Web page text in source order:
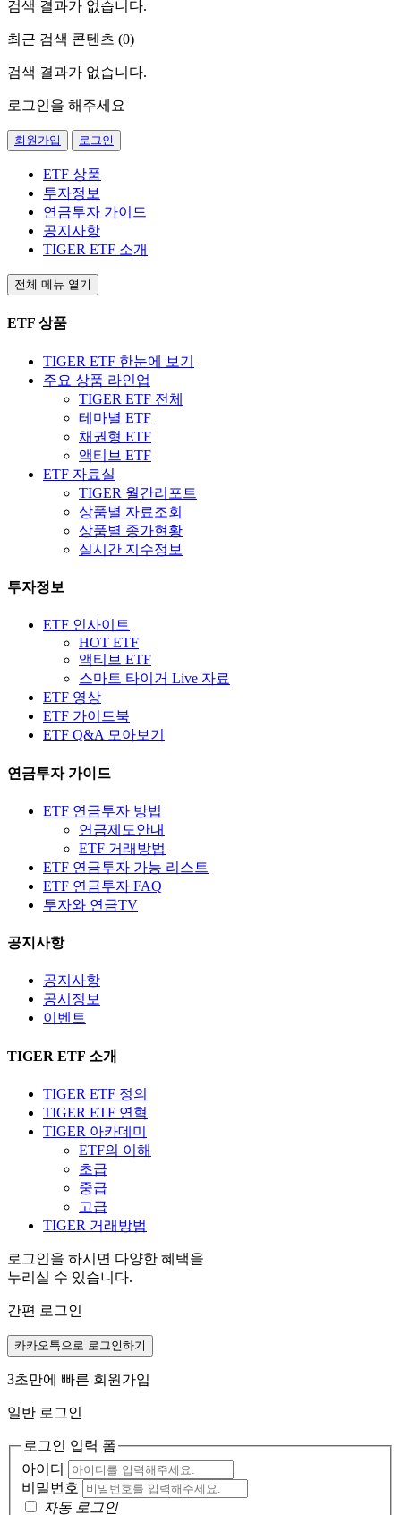
검색 결과가 없습니다.
최근 검색 콘텐츠 (0)
검색 결과가 없습니다.
로그인을 해주세요
회원가입 로그인
ETF 상품
투자정보
연금투자 가이드
공지사항
TIGER ETF 소개
전체 메뉴 열기
ETF 상품
TIGER ETF 한눈에 보기
주요 상품 라인업
TIGER ETF 전체
테마별 ETF
채권형 ETF
액티브 ETF
ETF 자료실
TIGER 월간리포트
상품별 자료조회
상품별 종가현황
실시간 지수정보
투자정보
ETF 인사이트
HOT ETF
액티브 ETF
스마트 타이거 Live 자료
ETF 영상
ETF 가이드북
ETF Q&A 모아보기
연금투자 가이드
ETF 연금투자 방법
연금제도안내
ETF 거래방법
ETF 연금투자 가능 리스트
ETF 연금투자 FAQ
투자와 연금TV
공지사항
공지사항
공시정보
이벤트
TIGER ETF 소개
TIGER ETF 정의
TIGER ETF 연혁
TIGER 아카데미
ETF의 이해
초급
중급
고급
TIGER 거래방법
로그인을 하시면 다양한 혜택을
누리실 수 있습니다.
간편 로그인
카카오톡으로 로그인하기
3초만에 빠른 회원가입
일반 로그인
로그인 입력 폼
아이디
비밀번호
자동 로그인